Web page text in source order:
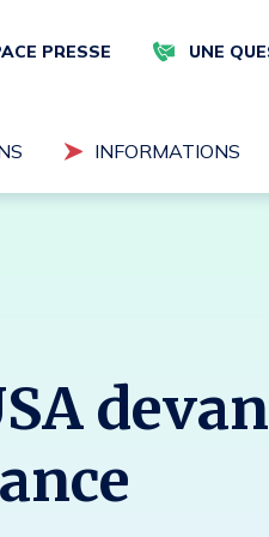
PRESSE UNE
INFORMATIONS
Rechercher